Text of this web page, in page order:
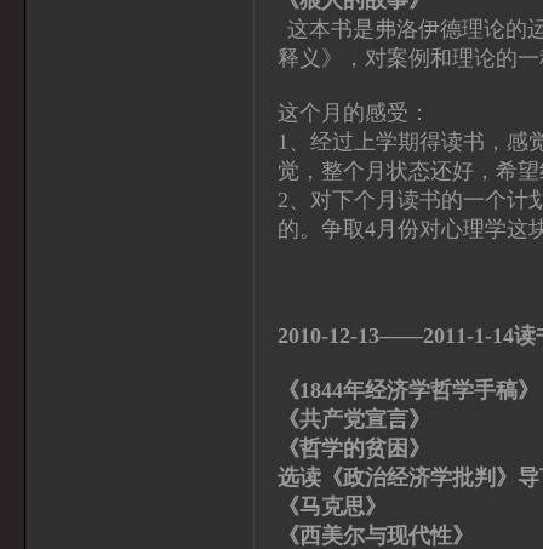
这本书是弗洛伊德理论的
释义》，对案例和理论的
这个月的感受：
1、经过上学期得读书，感
觉，整个月状态还好，希
2、对下个月读书的一个计
的。争取4月份对心理学这
2010-12-13——2011-1-14读
《1844年经济学哲
《共产党宣言》
《哲学的贫困
选读《政治经济学批判》
《马克思》 [美]
《西美尔与现代性